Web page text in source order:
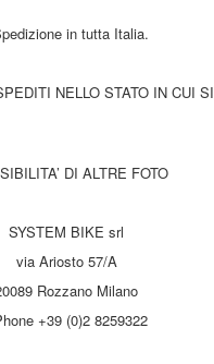
in tutta Italia.
NELLO STATO IN CUI
DI ALTRE FOTO
SYSTEM BIKE srl
via Ariosto 57/A
Rozzano Milano
+39 (0)2 8259322